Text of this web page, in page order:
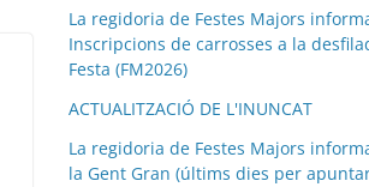
La regidoria de Festes Majors
Inscripcions de carrosses a la
Festa (FM2026)
ACTUALITZACIÓ DE L'INUNCAT
La regidoria de Festes Majors
la Gent Gran (últims dies per